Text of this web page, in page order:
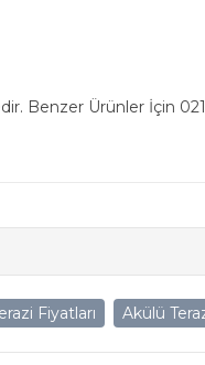
Benzer Ürünler İçin
Fiyatları Akülü